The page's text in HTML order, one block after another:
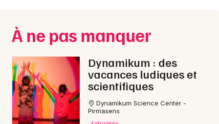
À ne pas manquer
Dynamikum : des
vacances ludiques et
scientifiques
Dynamikum Science Center -
Pirmasens